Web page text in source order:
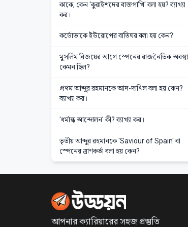
কাকে, কেন 'কুরাইশদের বাজপাখি' বলা হয়? ব্যাখ্যা
কর।
কর্ডোভাকে ইউরোপের বাতিঘর বলা হয় কেন?
মুসলিম বিজয়ের আগে স্পেনের রাজনৈতিক অবস্থা
কেমন ছিল?
প্রথম আব্দুর রহমানকে আদ-দাখিল বলা হয় কেন?
ব্যাখ্যা কর।
'ধর্মান্ধ আন্দোলন' কী? ব্যাখ্যা কর।
তৃতীয় আব্দুর রহমানকে 'Saviour of Spain' বা
স্পেনের ত্রাণকর্তা বলা হয় কেন?
আপনার ক্যারিয়ারের সহজ প্রস্তুতি